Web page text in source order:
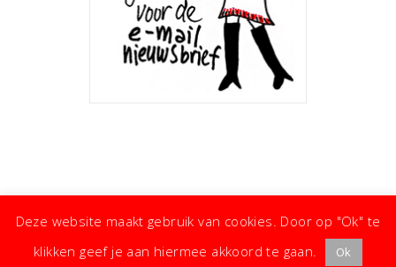
Deze website maakt gebruik van cookies. Door op "Ok" te
klikken geef je aan hiermee akkoord te gaan.
Ok